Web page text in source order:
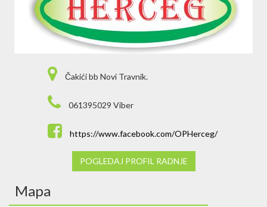
Čakići bb Novi Travnik.
061395029 Viber
https://www.facebook.com/OPHerceg/
POGLEDAJ PROFIL RADNJE
Mapa